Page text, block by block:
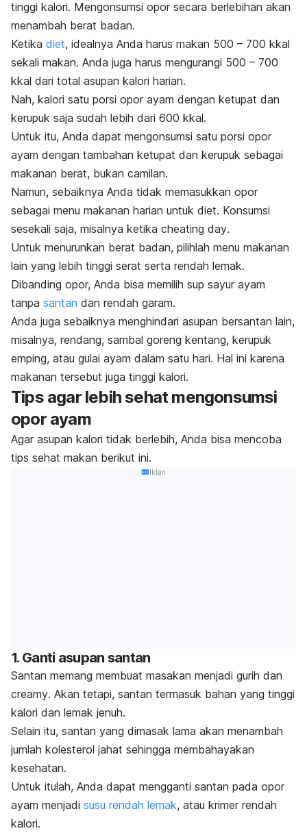
tinggi kalori. Mengonsumsi opor secara berlebihan akan
menambah berat badan.
Ketika diet, idealnya Anda harus makan 500 – 700 kkal
sekali makan. Anda juga harus mengurangi 500 – 700
kkal dari total asupan kalori harian.
Nah, kalori satu porsi opor ayam dengan ketupat dan
kerupuk saja sudah lebih dari 600 kkal.
Untuk itu, Anda dapat mengonsumsi satu porsi opor
ayam dengan tambahan ketupat dan kerupuk sebagai
makanan berat, bukan camilan.
Namun, sebaiknya Anda tidak memasukkan opor
sebagai menu makanan harian untuk diet. Konsumsi
sesekali saja, misalnya ketika cheating day.
Untuk menurunkan berat badan, pilihlah menu makanan
lain yang lebih tinggi serat serta rendah lemak.
Dibanding opor, Anda bisa memilih sup sayur ayam
tanpa santan dan rendah garam.
Anda juga sebaiknya menghindari asupan bersantan lain,
misalnya, rendang, sambal goreng kentang, kerupuk
emping, atau gulai ayam dalam satu hari. Hal ini karena
makanan tersebut juga tinggi kalori.
Tips agar lebih sehat mengonsumsi
opor ayam
Agar asupan kalori tidak berlebih, Anda bisa mencoba
tips sehat makan berikut ini.
Iklan
1. Ganti asupan santan
Santan memang membuat masakan menjadi gurih dan
creamy. Akan tetapi, santan termasuk bahan yang tinggi
kalori dan lemak jenuh.
Selain itu, santan yang dimasak lama akan menambah
jumlah kolesterol jahat sehingga membahayakan
kesehatan.
Untuk itulah, Anda dapat mengganti santan pada opor
ayam menjadi susu rendah lemak, atau krimer rendah
kalori.